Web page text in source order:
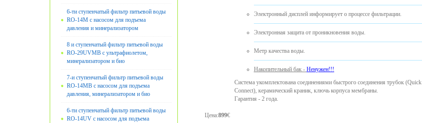
6-ти ступенчатый фильтр питьевой воды
RO-14M с насосом для подъема
давления и минерализатором
8 и ступенчатый фильтр питьевой воды
RO-29UVMB с ультрафиолетом,
минерализатором и био
7-и ступенчатый фильтр питьевой воды
RO-14MB с насосом для подъема
давления, минерализатором и био
6-ти ступенчатый фильтр питьевой воды
RO-14UV с насосом для подъема
Электронный дисплей информирует о процессе фильтрации.
Электронная защита от проникновения воды.
Mетр качества воды.
Накопительный бак - Ненужен!!!
Система укомплектована соединениями быстрого соединения трубок (Quick
Connect), керамический краник, ключь корпуса мембраны.
Гарантия - 2 года.
Цена:899€